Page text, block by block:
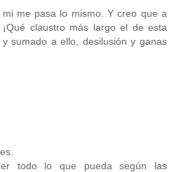
me pasa lo mismo. Y creo que a
claustro más largo el de esta
sumado a ello, desilusión y ganas
todo lo que pueda según las